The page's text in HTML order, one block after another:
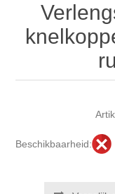
Beschikbaarheid: